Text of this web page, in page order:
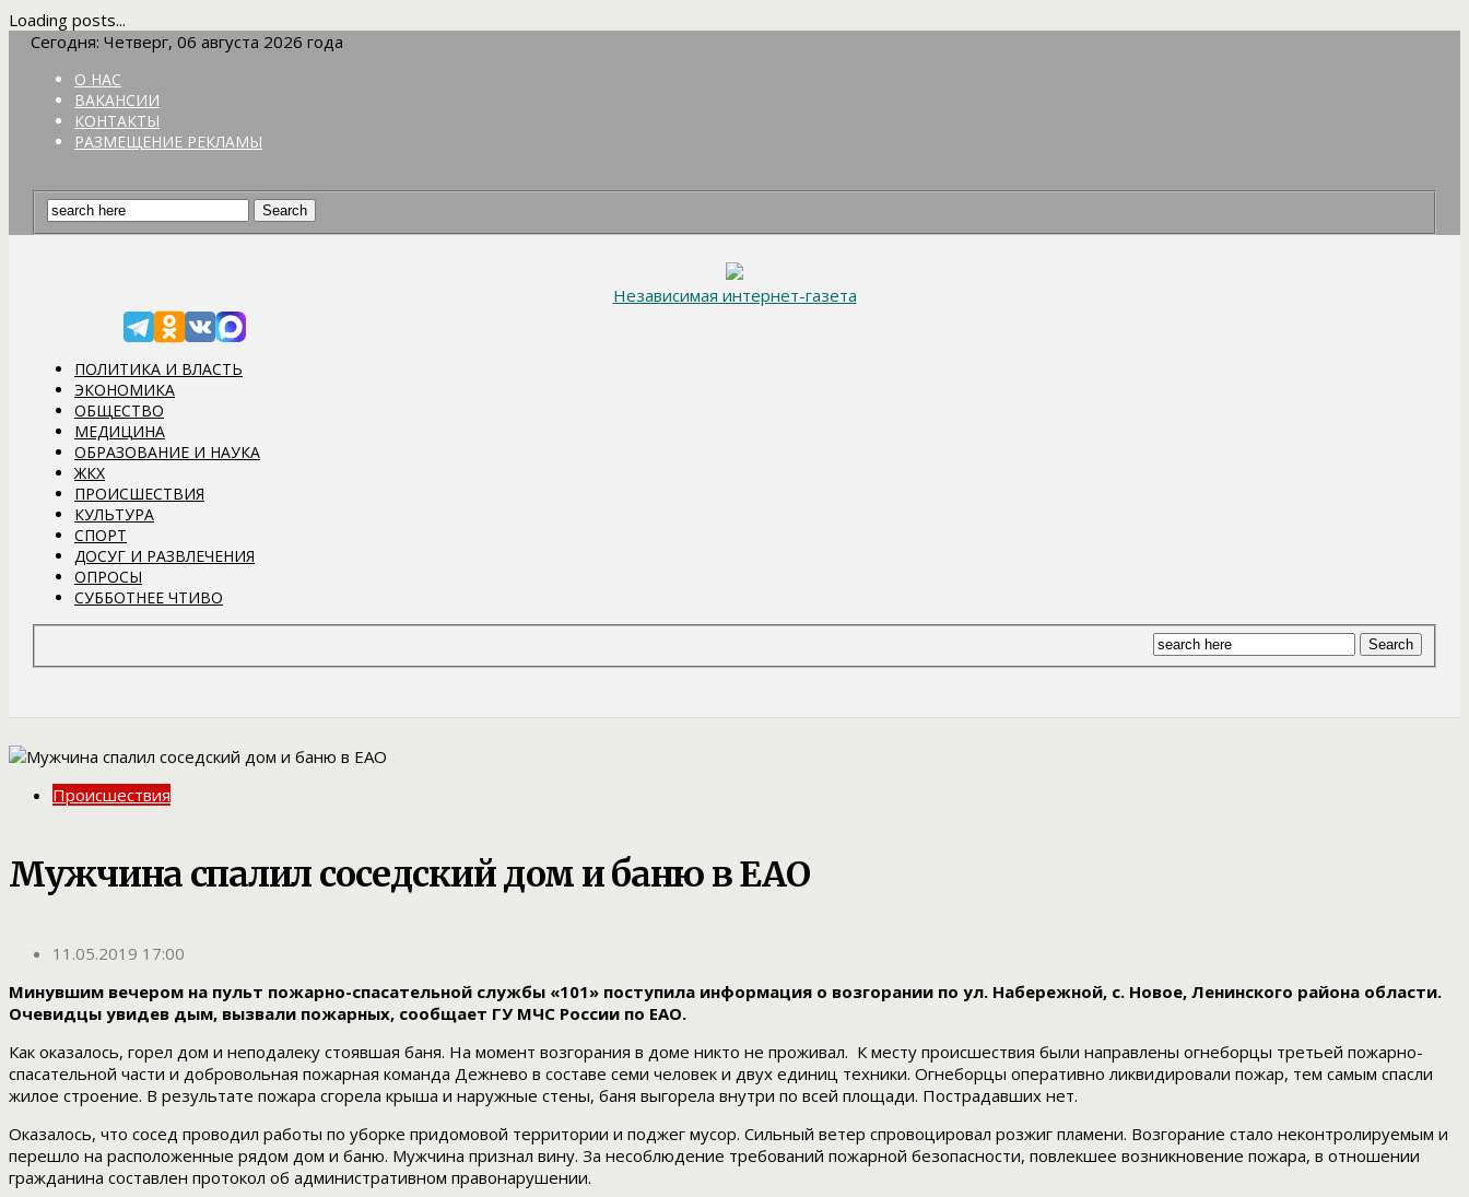
Loading posts...
Сегодня: Четверг, 06 августа 2026 года
О НАС
ВАКАНСИИ
КОНТАКТЫ
РАЗМЕЩЕНИЕ РЕКЛАМЫ
Независимая интернет-газета
ПОЛИТИКА И ВЛАСТЬ
ЭКОНОМИКА
ОБЩЕСТВО
МЕДИЦИНА
ОБРАЗОВАНИЕ И НАУКА
ЖКХ
ПРОИСШЕСТВИЯ
КУЛЬТУРА
СПОРТ
ДОСУГ И РАЗВЛЕЧЕНИЯ
ОПРОСЫ
СУББОТНЕЕ ЧТИВО
Происшествия
Мужчина спалил соседский дом и баню в ЕАО
11.05.2019 17:00
Минувшим вечером на пульт пожарно-спасательной службы «101» поступила информация о возгорании по ул. Набережной, с. Новое, Ленинского района области.
Очевидцы увидев дым, вызвали пожарных, сообщает ГУ МЧС России по ЕАО.
Как оказалось, горел дом и неподалеку стоявшая баня. На момент возгорания в доме никто не проживал. К месту происшествия были направлены огнеборцы третьей пожарно-
спасательной части и добровольная пожарная команда Дежнево в составе семи человек и двух единиц техники. Огнеборцы оперативно ликвидировали пожар, тем самым спасли
жилое строение. В результате пожара сгорела крыша и наружные стены, баня выгорела внутри по всей площади. Пострадавших нет.
Оказалось, что сосед проводил работы по уборке придомовой территории и поджег мусор. Сильный ветер спровоцировал розжиг пламени. Возгорание стало неконтролируемым и
перешло на расположенные рядом дом и баню. Мужчина признал вину. За несоблюдение требований пожарной безопасности, повлекшее возникновение пожара, в отношении
гражданина составлен протокол об административном правонарушении.